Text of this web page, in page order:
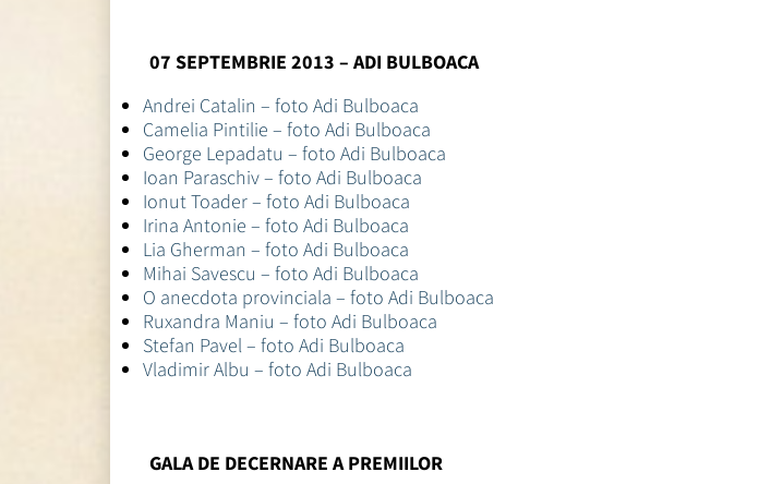
07 SEPTEMBRIE 2013 – ADI BULBOACA
Andrei Catalin – foto Adi Bulboaca
Camelia Pintilie – foto Adi Bulboaca
George Lepadatu – foto Adi Bulboaca
Ioan Paraschiv – foto Adi Bulboaca
Ionut Toader – foto Adi Bulboaca
Irina Antonie – foto Adi Bulboaca
Lia Gherman – foto Adi Bulboaca
Mihai Savescu – foto Adi Bulboaca
O anecdota provinciala – foto Adi Bulboaca
Ruxandra Maniu – foto Adi Bulboaca
Stefan Pavel – foto Adi Bulboaca
Vladimir Albu – foto Adi Bulboaca
GALA DE DECERNARE A PREMIILOR